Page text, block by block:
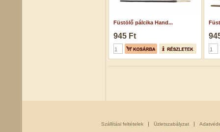
Füstölő pálcika Hand...
945 Ft
Szállítási feltételek Üzletszabályzat